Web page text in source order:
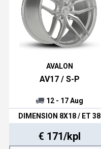
AVALON
AV17 / S-P
12 - 17 Aug
DIMENSION 8X18 / ET 38
€ 171/kpl